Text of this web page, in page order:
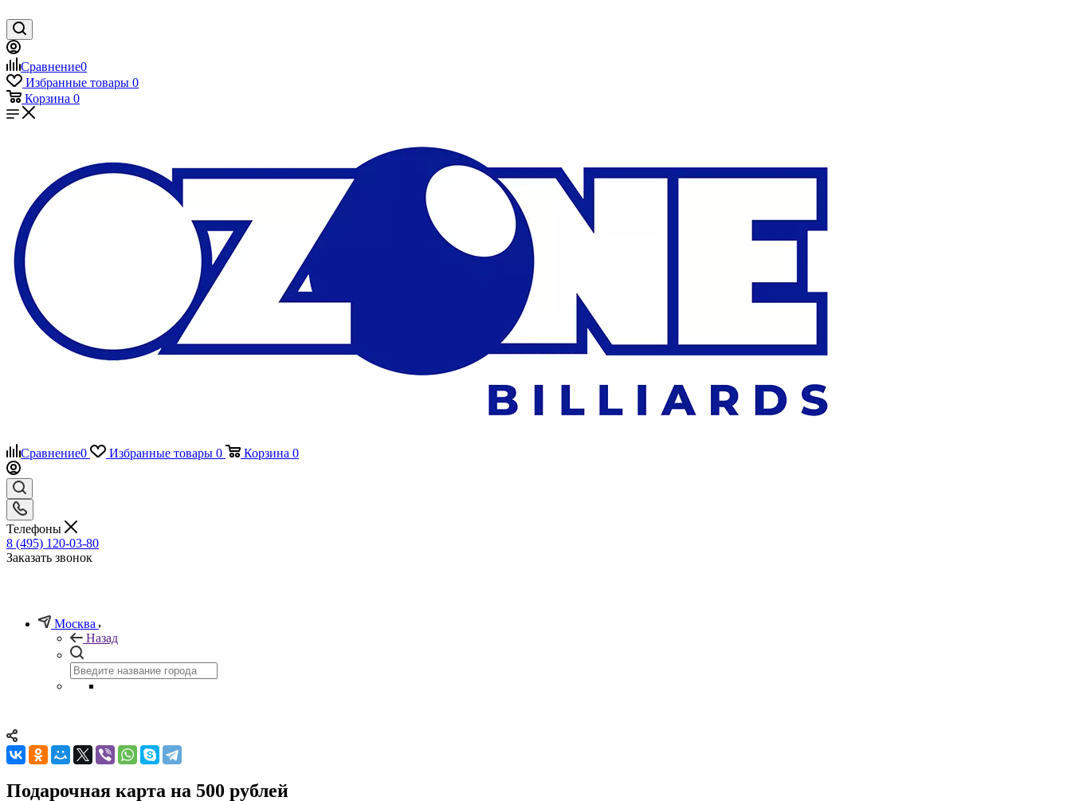
Сравнение0
Избранные товары 0
Корзина 0
Сравнение0 Избранные товары 0 Корзина 0
Телефоны
8 (495) 120-03-80
Заказать звонок
Москва
Назад
Подарочная карта на 500 рублей